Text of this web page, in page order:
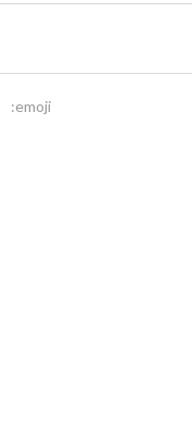
:emoji